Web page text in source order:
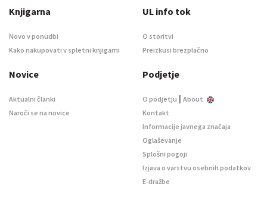
Knjigarna
Novo v ponudbi
Kako nakupovati v spletni knjigarni
UL info tok
O storitvi
Preizkusi brezplačno
Novice
Aktualni članki
Naroči se na novice
Podjetje
O podjetju | About
Kontakt
Informacije javnega značaja
Oglaševanje
Splošni pogoji
Izjava o varstvu osebnih podatkov
E-dražbe